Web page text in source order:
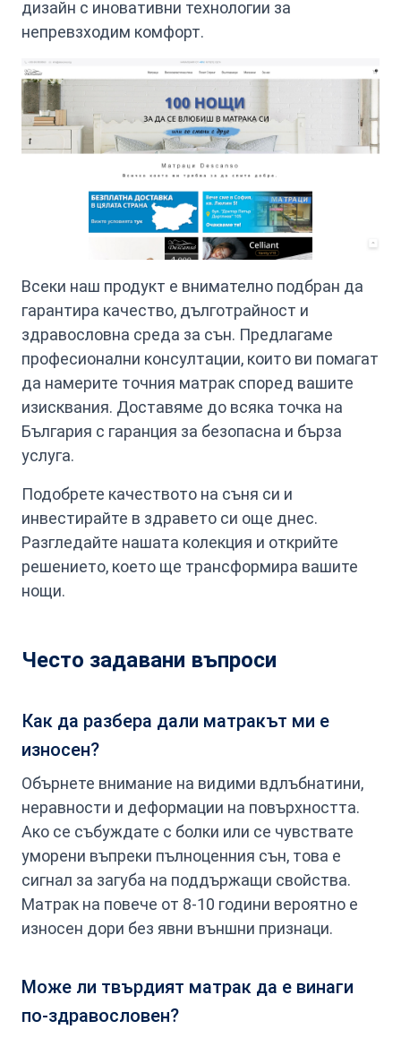
дизайн с иновативни технологии за
непревзходим комфорт.
Всеки наш продукт е внимателно подбран да
гарантира качество, дълготрайност и
здравословна среда за сън. Предлагаме
професионални консултации, които ви помагат
да намерите точния матрак според вашите
изисквания. Доставяме до всяка точка на
България с гаранция за безопасна и бърза
услуга.
Подобрете качеството на съня си и
инвестирайте в здравето си още днес.
Разгледайте нашата колекция и открийте
решението, което ще трансформира вашите
нощи.
Често задавани въпроси
Как да разбера дали матракът ми е
износен?
Обърнете внимание на видими вдлъбнатини,
неравности и деформации на повърхността.
Ако се събуждате с болки или се чувствате
уморени въпреки пълноценния сън, това е
сигнал за загуба на поддържащи свойства.
Матрак на повече от 8-10 години вероятно е
износен дори без явни външни признаци.
Може ли твърдият матрак да е винаги
по-здравословен?